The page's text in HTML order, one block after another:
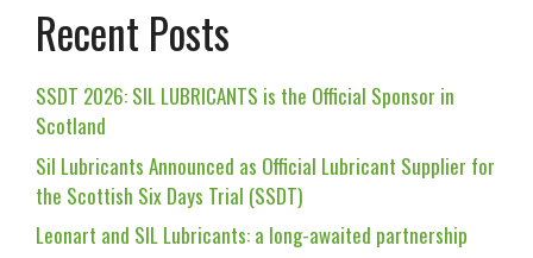
Recent Posts
SSDT 2026: SIL LUBRICANTS is the Official Sponsor in
Scotland
Sil Lubricants Announced as Official Lubricant Supplier for
the Scottish Six Days Trial (SSDT)
Leonart and SIL Lubricants: a long-awaited partnership